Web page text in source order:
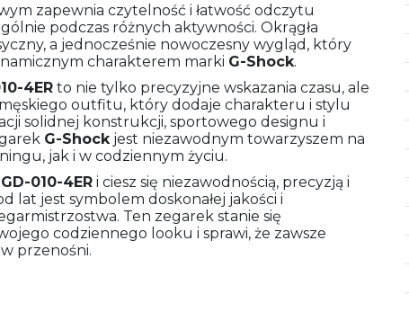
zapewnia czytelność i łatwość odczytu
podczas różnych aktywności. Okrągła
a jednocześnie nowoczesny wygląd, który
charakterem marki G-Shock.
4ER to nie tylko precyzyjne wskazania czasu, ale
outfitu, który dodaje charakteru i stylu
solidnej konstrukcji, sportowego designu i
G-Shockjest niezawodnym towarzyszem na
jak i w codziennym życiu.
GD-010-4ER i ciesz się niezawodnością, precyzją i
lat jest symbolem doskonałej jakości i
Ten zegarek stanie się
codziennego looku i sprawi, że zawsze
w przenośni.